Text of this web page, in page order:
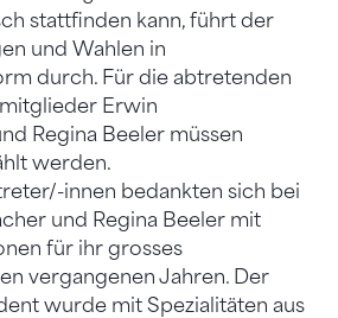
stattfinden kann, führt der
und Wahlen in
durch. Für die abtretenden
Erwin
Regina Beeler müssen
werden.
innen bedankten sich bei
und Regina Beeler mit
für ihr grosses
vergangenen Jahren. Der
wurde mit Spezialitäten aus